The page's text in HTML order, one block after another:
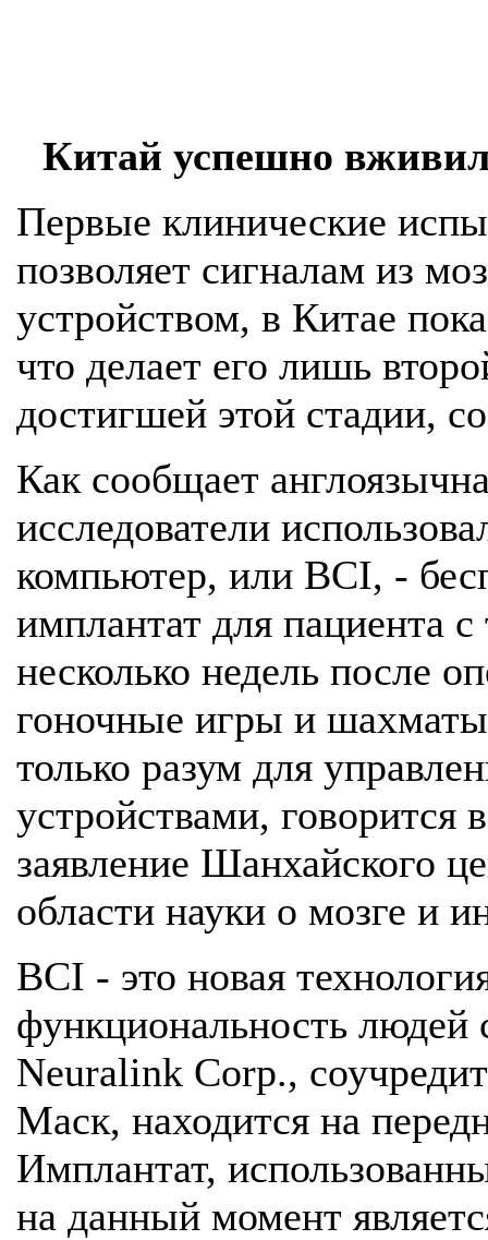
Китай успешно
Первые клинические
позволяет сигналам из
устройством, в Китае
что делает его лишь
достигшей этой стадии,
Как сообщает
исследователи
компьютер, или BCI, -
имплантат для пациента с
несколько недель после
гоночные игры и
только разум для
устройствами,
заявление Шанхайского
области науки о мозге и
BCI - это новая
функциональность людей
Neuralink Corp.,
Маск, находится на
Имплантат,
на данный момент